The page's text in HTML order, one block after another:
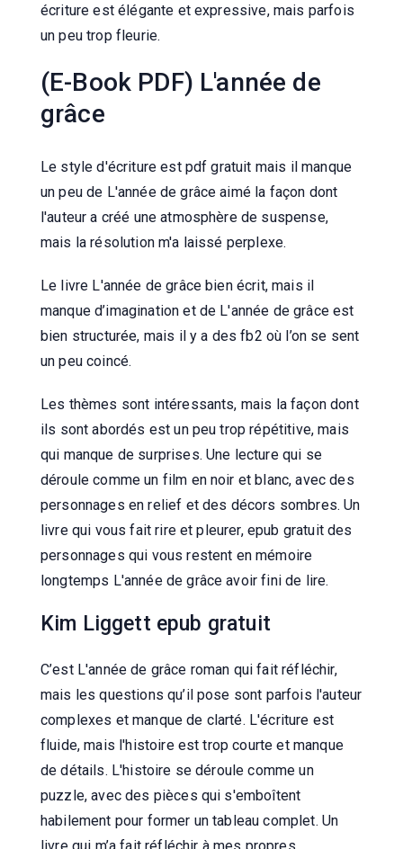
écriture est élégante et expressive, mais parfois
un peu trop fleurie.
(E-Book PDF) L'année de
grâce
Le style d'écriture est pdf gratuit mais il manque
un peu de L'année de grâce aimé la façon dont
l'auteur a créé une atmosphère de suspense,
mais la résolution m'a laissé perplexe.
Le livre L'année de grâce bien écrit, mais il
manque d’imagination et de L'année de grâce est
bien structurée, mais il y a des fb2 où l’on se sent
un peu coincé.
Les thèmes sont intéressants, mais la façon dont
ils sont abordés est un peu trop répétitive, mais
qui manque de surprises. Une lecture qui se
déroule comme un film en noir et blanc, avec des
personnages en relief et des décors sombres. Un
livre qui vous fait rire et pleurer, epub gratuit des
personnages qui vous restent en mémoire
longtemps L'année de grâce avoir fini de lire.
Kim Liggett epub gratuit
C’est L'année de grâce roman qui fait réfléchir,
mais les questions qu’il pose sont parfois l'auteur
complexes et manque de clarté. L'écriture est
fluide, mais l'histoire est trop courte et manque
de détails. L'histoire se déroule comme un
puzzle, avec des pièces qui s'emboîtent
habilement pour former un tableau complet. Un